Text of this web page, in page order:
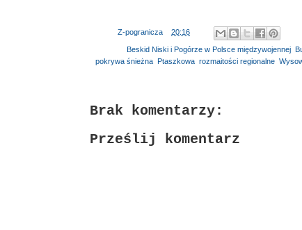
Z-pogranicza 20:16
Beskid Niski i Pogórze w Polsce międzywojennej
pokrywa śnieżna Ptaszkowa rozmaitości regionalne
Brak komentarzy:
Prześlij komentarz